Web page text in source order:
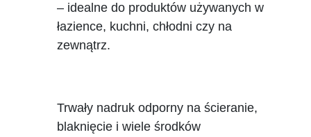
– idealne do produktów używanych w
łazience, kuchni, chłodni czy na
zewnątrz.
Trwały nadruk odporny na ścieranie,
blaknięcie i wiele środków